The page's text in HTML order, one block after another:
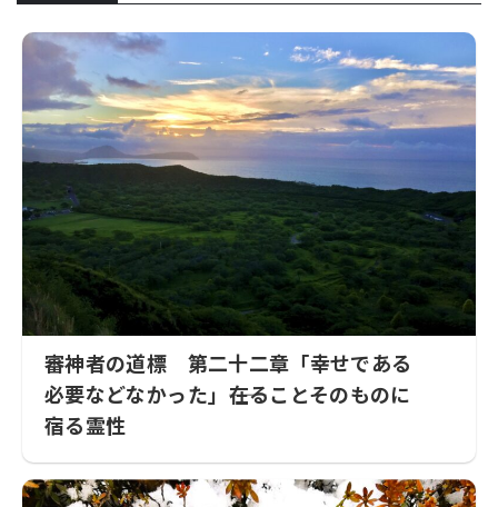
審神者の道標 第二十二章「幸せである
必要などなかった」――在ることそのものに
宿る霊性